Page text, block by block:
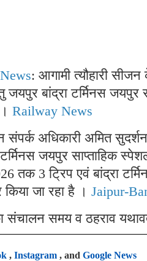
: आगामी त्यौहारी
जयपुर बांद्रा टर्मिनस
Railway News
अधिकारी अमित सुदर्शन
जयपुर साप्ताहिक
तक 3 ट्रिप एवं बांद्रा
जा रहा है । Jaipur-
संचालन समय व ठहराव
, Instagram , and Google News